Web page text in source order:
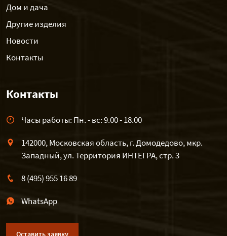
Дом и дача
Другие изделия
Новости
Контакты
Контакты
Часы работы: Пн. - вс: 9.00 - 18.00
142000, Московская область, г. Домодедово, мкр.
Западный, ул. Территория ИНТЕГРА, стр. 3
8 (495) 955 16 89
WhatsApp
Оставить заявку